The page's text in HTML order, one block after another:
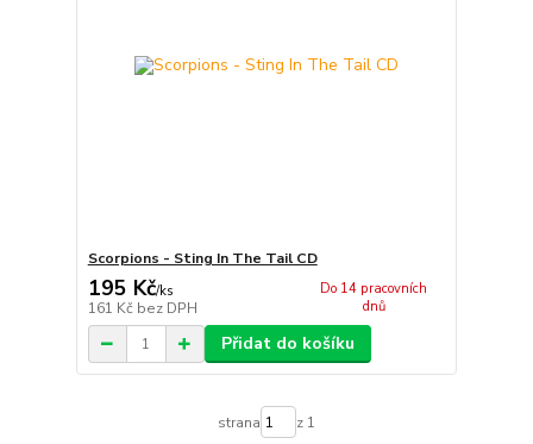
Scorpions - Sting In The Tail CD
195 Kč/ks
161 Kč bez DPH
Do 14 pracovních
dnů
Přidat do košíku
strana z 1